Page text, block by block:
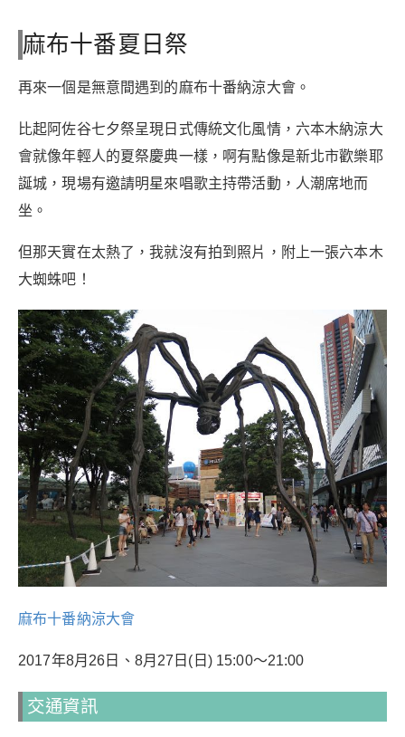
麻布十番夏日祭
再來一個是無意間遇到的麻布十番納涼大會。
比起阿佐谷七夕祭呈現日式傳統文化風情，六本木納涼大
會就像年輕人的夏祭慶典一樣，啊有點像是新北市歡樂耶
誕城，現場有邀請明星來唱歌主持帶活動，人潮席地而
坐。
但那天實在太熱了，我就沒有拍到照片，附上一張六本木
大蜘蛛吧！
麻布十番納涼大會
2017年8月26日、8月27日(日) 15:00～21:00
交通資訊